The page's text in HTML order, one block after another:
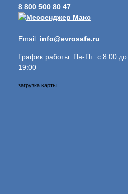
8 800 500 80 47
Email: info@evrosafe.ru
График работы: Пн-Пт: с 8:00
19:00
загрузка карты...